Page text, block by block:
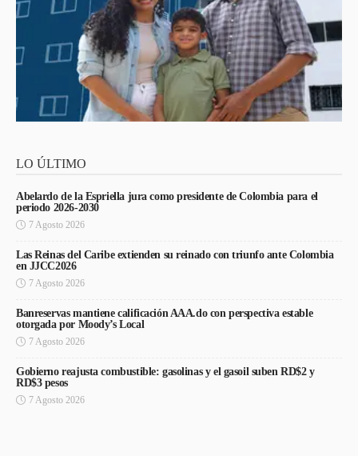
LO ÚLTIMO
Abelardo de la Espriella jura como presidente de Colombia para el
periodo 2026-2030
7 Agosto 2026
Las Reinas del Caribe extienden su reinado con triunfo ante Colombia
en JJCC2026
7 Agosto 2026
Banreservas mantiene calificación AAA.do con perspectiva estable
otorgada por Moody’s Local
7 Agosto 2026
Gobierno reajusta combustible: gasolinas y el gasoil suben RD$2 y
RD$3 pesos
7 Agosto 2026